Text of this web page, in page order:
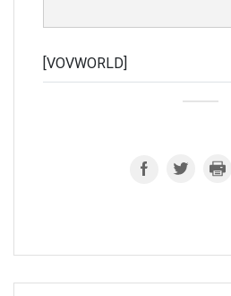
[VOVWORLD]